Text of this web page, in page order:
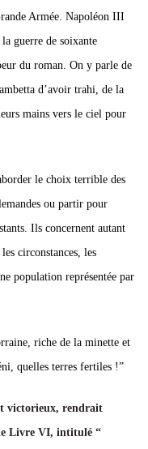
Armée. Napoléon III
guerre de soixante
du roman. On y parle de
d’avoir trahi, de la
mains vers le ciel pour
le choix terrible des
ou partir pour
Ils concernent autant
circonstances, les
population représentée par
riche de la minette et
quelles terres fertiles !”
victorieux, rendrait
le Livre VI, intitulé “